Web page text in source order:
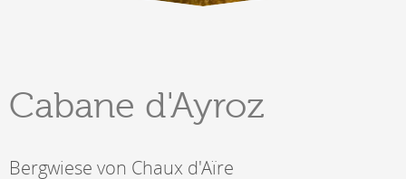
Cabane d'Ayroz
Bergwiese von Chaux d'Aïre